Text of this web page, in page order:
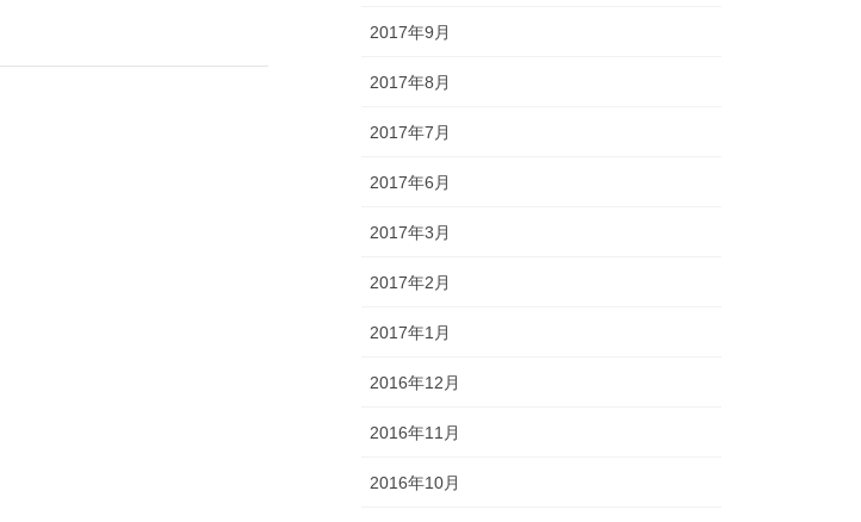
2017年9月
2017年8月
2017年7月
2017年6月
2017年3月
2017年2月
2017年1月
2016年12月
2016年11月
2016年10月